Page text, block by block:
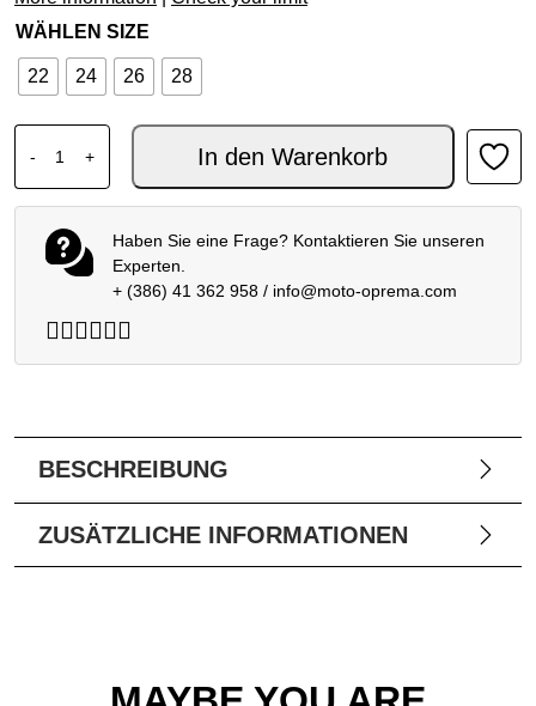
WÄHLEN SIZE
22 24 26 28
-
ALPINESTARS MX JUGEND HOSE FLUID PORTL GRÜN
+ In den Warenkorb
Haben Sie eine Frage? Kontaktieren Sie unseren
Experten.
+ (386) 41 362 958/ info@moto-oprema.com
BESCHREIBUNG
ZUSÄTZLICHE INFORMATIONEN